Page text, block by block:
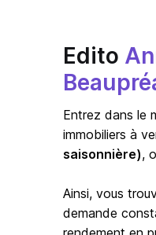
Edito
Entrez dans le
immobiliers à
saisonnière),
Ainsi, vous
demande